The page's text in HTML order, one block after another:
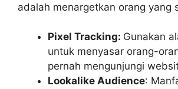
adalah menargetkan orang yang
Pixel Tracking: Gunakan
untuk menyasar orang-
pernah mengunjungi
Lookalike Audience: